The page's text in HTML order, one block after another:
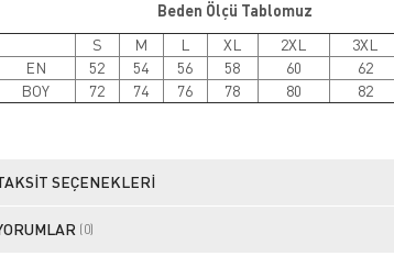
Beden Ölçü Tablomuz
S
M L XL 2XL 3XL
EN
52 54 56 58 60 62
BOY
72 74 76 78 80 82
SEÇENEKLERI
(0)